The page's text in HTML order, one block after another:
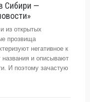
Сибири —
из открытых
прозвища
негативное к
и описывают
И поэтому зачастую